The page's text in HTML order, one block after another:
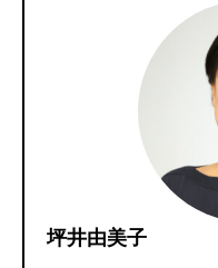
坪井由美子